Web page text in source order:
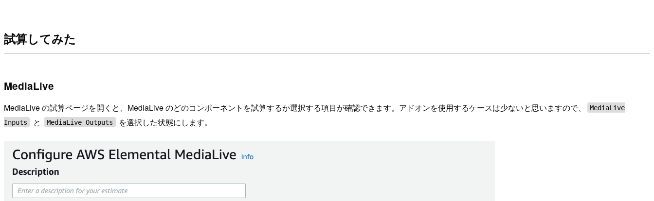
試算してみた
MediaLive
MediaLive の試算ページを開くと、MediaLive のどのコンポーネントを試算するか選択する項目が確認できます。アドオンを使用するケースは少ないと思いますので、
MediaLive
Inputs
と MediaLive Outputs を選択した状態にします。